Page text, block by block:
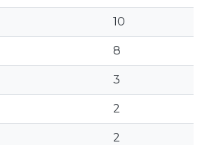
10
8
3
2
2